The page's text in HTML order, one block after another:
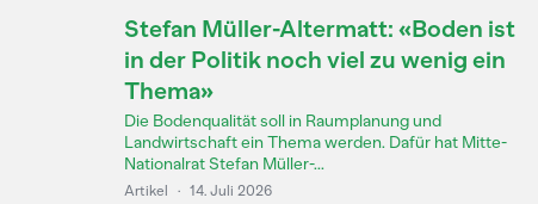
Stefan Müller-Altermatt: «Boden ist
in der Politik noch viel zu wenig ein
Thema»
Die Bodenqualität soll in Raumplanung und
Landwirtschaft ein Thema werden. Dafür hat Mitte-
Nationalrat Stefan Müller-...
Artikel · 14. Juli 2026